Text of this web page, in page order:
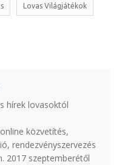
Lovas Világjátékok
hírek lovasoktól
közvetítés,
rendezvényszervezés
2017 szeptemberétől